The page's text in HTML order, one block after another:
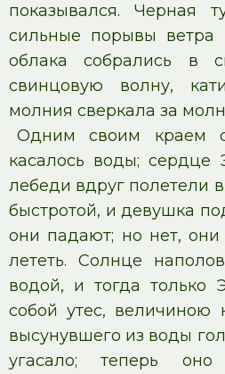
показывался. Черная
сильные порывы
облака собрались в
свинцовую волну,
молния сверкала за
Одним своим краем
касалось воды; сердце
лебеди вдруг полетели
быстротой, и девушка
они падают; но нет,
лететь. Солнце
водой, и тогда только
собой утес, величиною
высунувшего из воды
угасало; теперь оно